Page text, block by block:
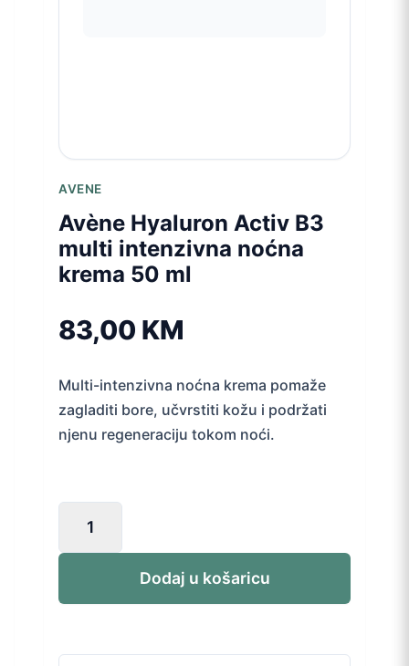
AVENE
Avène Hyaluron Activ B3
multi intenzivna noćna
krema 50 ml
83,00 KM
Multi-intenzivna noćna krema pomaže
zagladiti bore, učvrstiti kožu i podržati
njenu regeneraciju tokom noći.
Hyaluron
Activ
krema
Dodaj u košaricu